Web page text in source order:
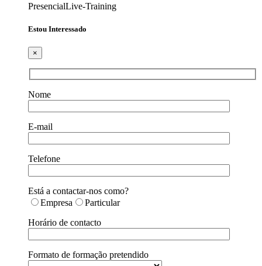
PresencialLive-Training
Estou Interessado
×
Nome
E-mail
Telefone
Está a contactar-nos como?
Empresa
Particular
Horário de contacto
Formato de formação pretendido